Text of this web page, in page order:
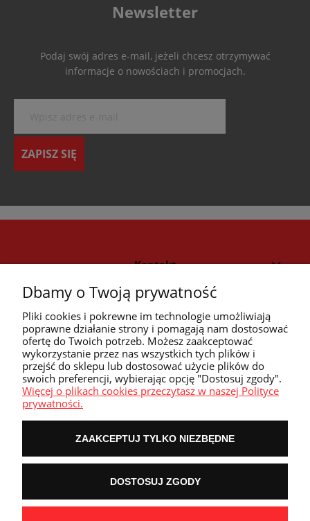
Newsletter
Podaj swój adres e-mail, jeżeli chcesz otrzymywać
informacje o nowościach i promocjach.
ZAPISZ SIĘ
Strefa klienta
Przyczółek
Przydatne linki
Kontakt
POKAŻ PEŁNĄ WERSJĘ STRONY
NASZE ODZNAKI
Dbamy o Twoją prywatność
Pliki cookies i pokrewne im technologie umożliwiają
poprawne działanie strony i pomagają nam dostosować
ofertę do Twoich potrzeb. Możesz zaakceptować
wykorzystanie przez nas wszystkich tych plików i
przejść do sklepu lub dostosować użycie plików do
swoich preferencji, wybierając opcję "Dostosuj zgody".
Więcej o plikach cookies przeczytasz w naszej Polityce
prywatności.
ZAAKCEPTUJ TYLKO NIEZBĘDNE
DOSTOSUJ ZGODY